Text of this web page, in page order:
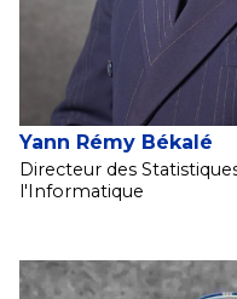
Yann Rémy Békalé
Directeur des
l'Informatique